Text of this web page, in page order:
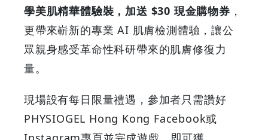
學美肌精華體驗裝，加送 $30 現金購物券 ，
更帶來嶄新的專業 AI 肌膚檢測體驗，讓公
眾親身感受革命性科研帶來的肌膚修復力
量。
現場設有每日限量禮遇，參加者只需讚好
PHYSIOGEL Hong Kong Facebook或